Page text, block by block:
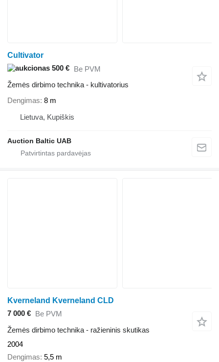
Cultivator
500 € Be PVM
Žemės dirbimo technika - kultivatorius
Dengimas 8 m
Lietuva, Kupiškis
Auction Baltic UAB
Kverneland Kverneland CLD
7 000 € Be PVM
Žemės dirbimo technika - ražieninis skutikas
2004
Dengimas 5,5 m